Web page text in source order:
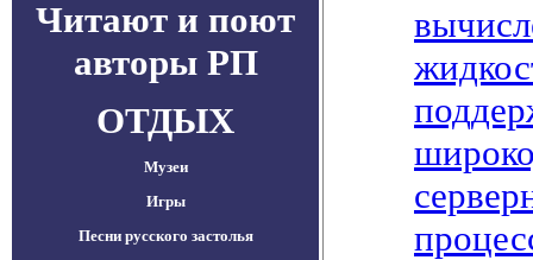
Читают и поют
авторы РП
ОТДЫХ
Музеи
Игры
Песни русского застолья